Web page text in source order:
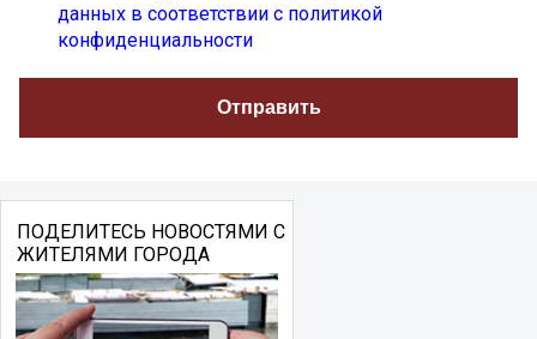
данных в соответствии с политикой
конфиденциальности
ПОДЕЛИТЕСЬ НОВОСТЯМИ С
ЖИТЕЛЯМИ ГОРОДА